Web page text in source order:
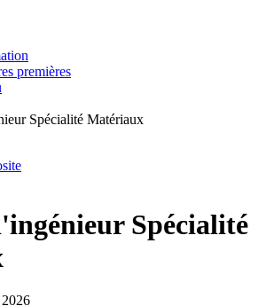
premières
Spécialité Matériaux
Spécialité